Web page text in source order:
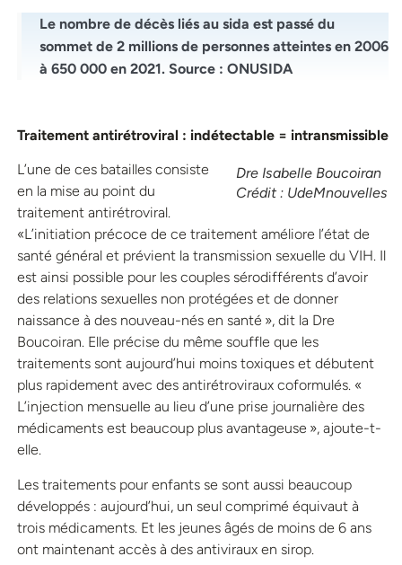
Le nombre de décès liés au sida est passé du
sommet de 2 millions de personnes atteintes en 2006
à 650 000 en 2021. Source : ONUSIDA
Traitement antirétroviral : indétectable = intransmissible
Dre Isabelle Boucoiran
Crédit : UdeMnouvelles
L’une de ces batailles consiste
en la mise au point du
traitement antirétroviral.
«L’initiation précoce de ce traitement améliore l’état de
santé général et prévient la transmission sexuelle du VIH. Il
est ainsi possible pour les couples sérodifférents d’avoir
des relations sexuelles non protégées et de donner
naissance à des nouveau-nés en santé », dit la Dre
Boucoiran. Elle précise du même souffle que les
traitements sont aujourd’hui moins toxiques et débutent
plus rapidement avec des antirétroviraux coformulés. «
L’injection mensuelle au lieu d’une prise journalière des
médicaments est beaucoup plus avantageuse », ajoute-t-
elle.
Les traitements pour enfants se sont aussi beaucoup
développés : aujourd’hui, un seul comprimé équivaut à
trois médicaments. Et les jeunes âgés de moins de 6 ans
ont maintenant accès à des antiviraux en sirop.